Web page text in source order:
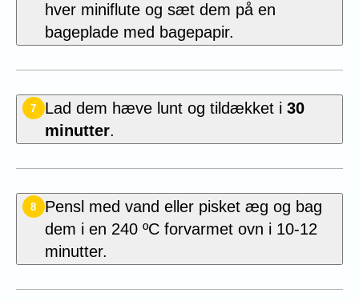
hver miniflute og sæt dem på en
bageplade med bagepapir.
7 Lad dem hæve lunt og tildækket i 30
minutter.
8
Pensl med vand eller pisket æg og bag
dem i en 240 ºC forvarmet ovn i 10-12
minutter.